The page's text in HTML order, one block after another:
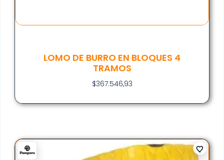
LOMO DE BURRO EN BLOQUES 4
TRAMOS
$367.546,93